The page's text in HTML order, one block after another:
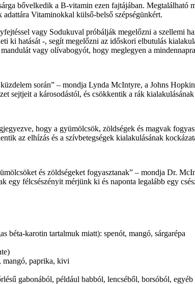
bővelkedik a B-vitamin ezen fajtájában. Megtalálható
Vitaminokkal külső-belső szépségünkért.
vagy Sodukuval próbálják megelőzni a szellemi
ki hatását -, segít megelőzni az időskori elbutulás
vagy olívabogyót, hogy meglegyen a
során” – mondja Lynda McIntyre, a Johns
sejtjeit a károsodástól, és csökkentik a rák
hogy a gyümölcsök, zöldségek és magvak
az elhízás és a szívbetegségek kialakulásának
és zöldségeket fogyasztanak” – mondja Dr.
félcsészényit mérjünk ki és naponta legalább egy
béta-karotin tartalmuk miatt): spenót, mangó, sárgarépa
mangó, paprika, kivi
gabonából, például babból, lencséből, borsóból,